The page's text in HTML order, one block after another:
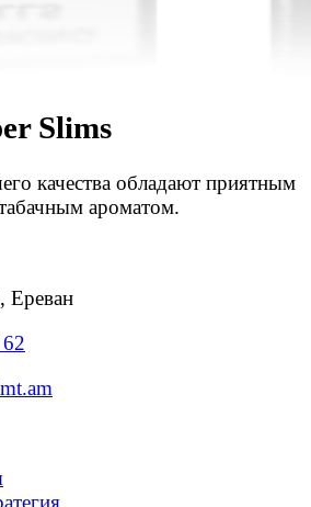
Slims
качества обладают приятным
ароматом.
Ереван